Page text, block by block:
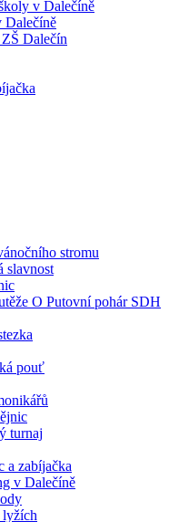
v Dalečíně
Dalečíně
Dalečín
stromu
slavnost
O Putovní pohár SDH
pouť
turnaj
a zabíjačka
v Dalečíně
lyžích